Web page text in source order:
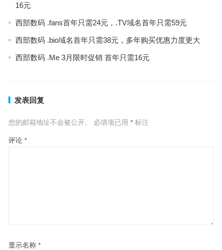
16元
西部数码 .fans首年只需24元，.TV域名首年只需59元
西部数码 .bio域名首年只需38元，多年购买优惠力度更大
西部数码 .Me 3月限时促销 首年只需16元
发表回复
您的邮箱地址不会被公开。 必填项已用 *标注
评论 *
显示名称 *